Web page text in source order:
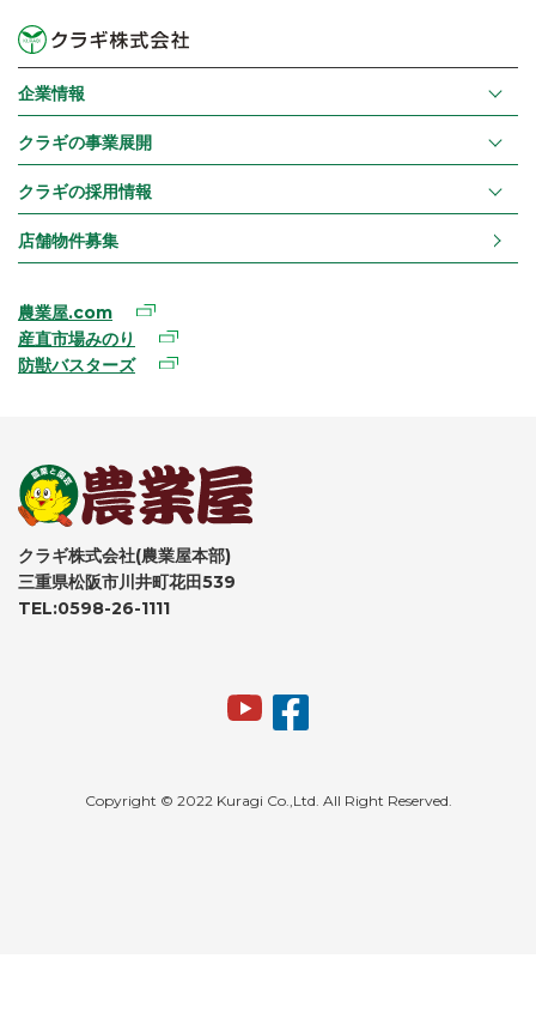
企業情報
クラギの事業展開
クラギの採用情報
店舗物件募集
農業屋.com
産直市場みのり
防獣バスターズ
クラギ株式会社(農業屋本部)
三重県松阪市川井町花田539
TEL:0598-26-1111
Copyright © 2022 Kuragi Co.,Ltd. All Right Reserved.